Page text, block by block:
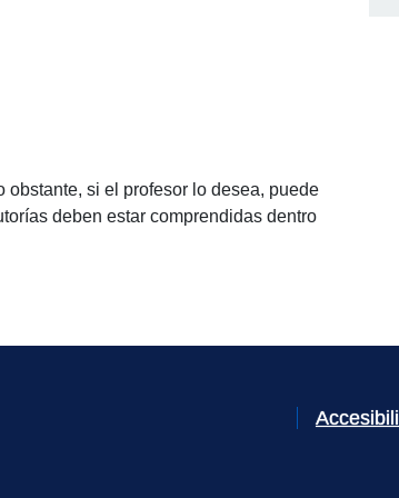
si el profesor lo desea, puede
deben estar comprendidas dentro